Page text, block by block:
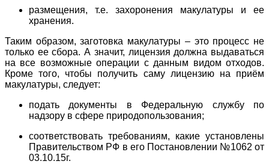
размещения, т.е. захоронения макулатуры и ее
хранения.
Таким образом, заготовка макулатуры – это процесс не
только ее сбора. А значит, лицензия должна выдаваться
на все возможные операции с данным видом отходов.
Кроме того, чтобы получить саму лицензию на приём
макулатуры, следует:
подать документы в Федеральную службу по
надзору в сфере природопользования;
соответствовать требованиям, какие установлены
Правительством РФ в его Постановлении №1062 от
03.10.15г.